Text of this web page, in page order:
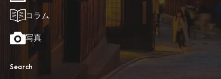
コラム
写真
Search